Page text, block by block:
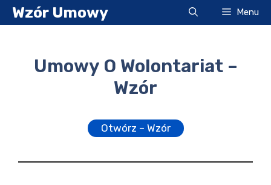
Przejdź
do
Wzór Umowy Menu
Umowy O Wolontariat –
Wzór
Otwórz – Wzór